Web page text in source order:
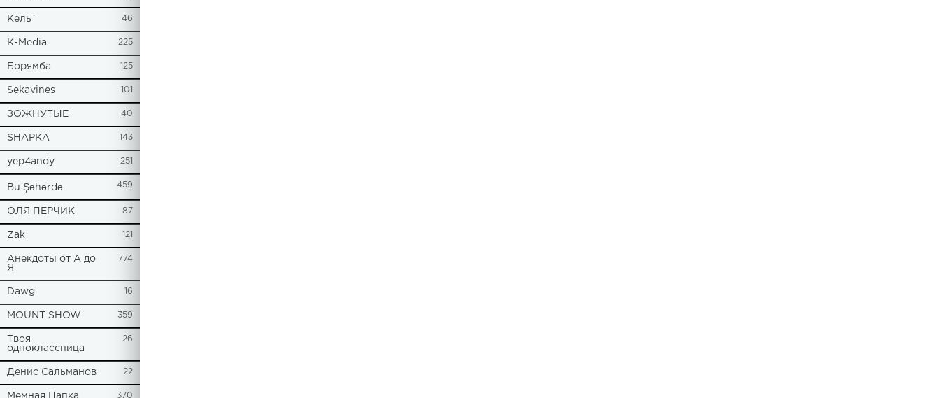
Кель` 46
К-Media 225
Борямба 125
Sekavines 101
ЗОЖНУТЫЕ 40
SHAPKA 143
yep4andy 251
Bu Şəhərdə 459
ОЛЯ ПЕРЧИК 87
Zak 121
Анекдоты от А до
Я
774
Dawg 16
MOUNT SHOW 359
Твоя
одноклассница
26
Денис Сальманов 22
Мемная Папка 370